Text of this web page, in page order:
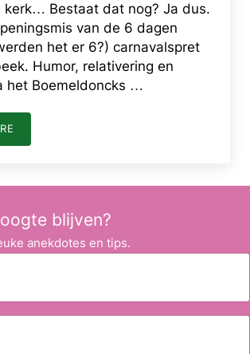
kerk… Bestaat dat nog? Ja dus.
van de 6 dagen
het er 6?) carnavalspret
Humor, relativering en
het Boemeldoncks …
VOEL JE MINDER ALLEEN
blijven?
anekdotes en tips.